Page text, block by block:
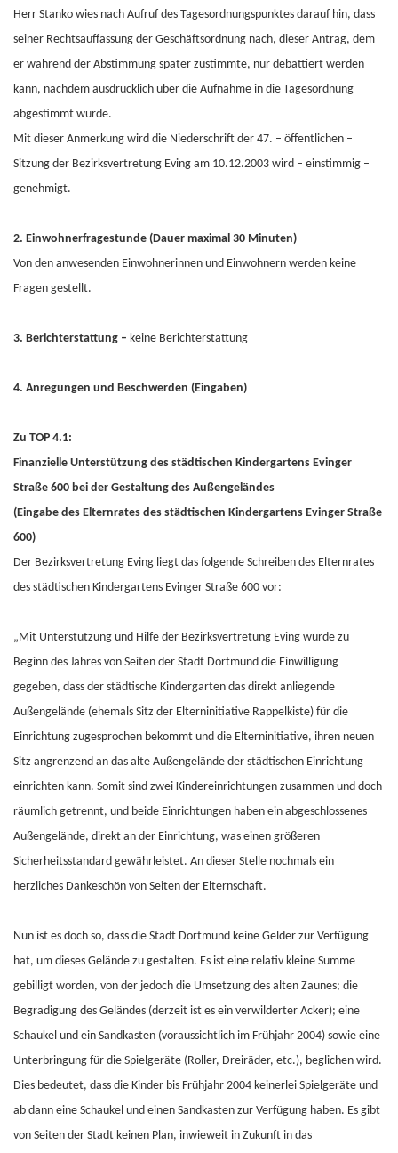
Herr Stanko wies nach Aufruf des Tagesordnungspunktes darauf hin, dass
seiner Rechtsauffassung der Geschäftsordnung nach, dieser Antrag, dem
er während der Abstimmung später zustimmte, nur debattiert werden
kann, nachdem ausdrücklich über die Aufnahme in die Tagesordnung
abgestimmt wurde.
Mit dieser Anmerkung wird die Niederschrift der 47. – öffentlichen –
Sitzung der Bezirksvertretung Eving am 10.12.2003 wird – einstimmig –
genehmigt.
2. Einwohnerfragestunde (Dauer maximal 30 Minuten)
Von den anwesenden Einwohnerinnen und Einwohnern werden keine
Fragen gestellt.
3. Berichterstattung – keine Berichterstattung
4. Anregungen und Beschwerden (Eingaben)
Zu TOP 4.1:
Finanzielle Unterstützung des städtischen Kindergartens Evinger
Straße 600 bei der Gestaltung des Außengeländes
(Eingabe des Elternrates des städtischen Kindergartens Evinger Straße
600)
Der Bezirksvertretung Eving liegt das folgende Schreiben des Elternrates
des städtischen Kindergartens Evinger Straße 600 vor:
„Mit Unterstützung und Hilfe der Bezirksvertretung Eving wurde zu
Beginn des Jahres von Seiten der Stadt Dortmund die Einwilligung
gegeben, dass der städtische Kindergarten das direkt anliegende
Außengelände (ehemals Sitz der Elterninitiative Rappelkiste) für die
Einrichtung zugesprochen bekommt und die Elterninitiative, ihren neuen
Sitz angrenzend an das alte Außengelände der städtischen Einrichtung
einrichten kann. Somit sind zwei Kindereinrichtungen zusammen und doch
räumlich getrennt, und beide Einrichtungen haben ein abgeschlossenes
Außengelände, direkt an der Einrichtung, was einen größeren
Sicherheitsstandard gewährleistet. An dieser Stelle nochmals ein
herzliches Dankeschön von Seiten der Elternschaft.
Nun ist es doch so, dass die Stadt Dortmund keine Gelder zur Verfügung
hat, um dieses Gelände zu gestalten. Es ist eine relativ kleine Summe
gebilligt worden, von der jedoch die Umsetzung des alten Zaunes; die
Begradigung des Geländes (derzeit ist es ein verwilderter Acker); eine
Schaukel und ein Sandkasten (voraussichtlich im Frühjahr 2004) sowie eine
Unterbringung für die Spielgeräte (Roller, Dreiräder, etc.), beglichen wird.
Dies bedeutet, dass die Kinder bis Frühjahr 2004 keinerlei Spielgeräte und
ab dann eine Schaukel und einen Sandkasten zur Verfügung haben. Es gibt
von Seiten der Stadt keinen Plan, inwieweit in Zukunft in das